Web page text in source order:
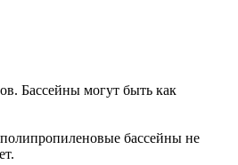
Бассейны могут быть как
бассейны не